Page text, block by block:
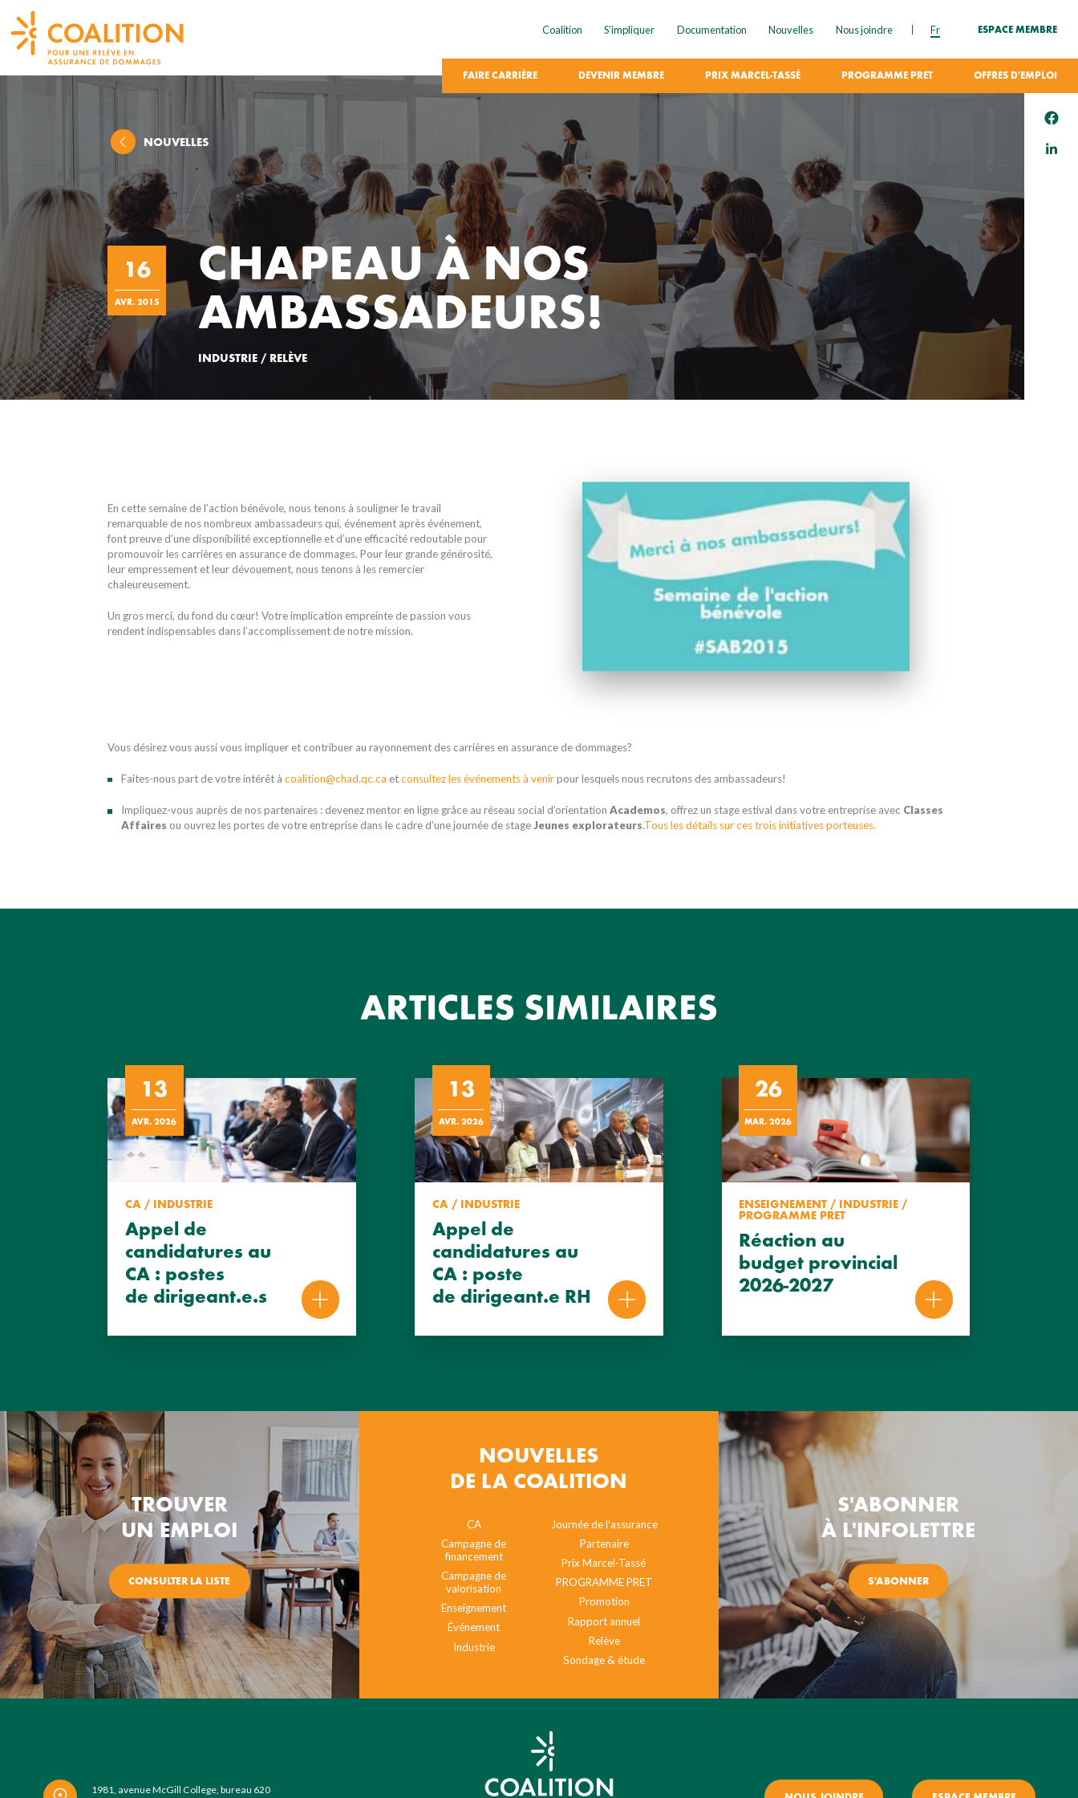
FAIRE CARRIÈRE DEVENIR MEMBRE PRIX MARCEL-TASSÉ PROGRAMME PRET OFFRES D'EMPLOI
Coalition S’impliquer Documentation Nouvelles Nous joindre Fr ESPACE MEMBRE
NOUVELLES
16
AVR. 2015
CHAPEAU À NOS
AMBASSADEURS!
INDUSTRIE / RELÈVE
En cette semaine de l’action bénévole, nous tenons à souligner le travail
remarquable de nos nombreux ambassadeurs qui, événement après événement,
font preuve d’une disponibilité exceptionnelle et d’une efficacité redoutable pour
promouvoir les carrières en assurance de dommages. Pour leur grande générosité,
leur empressement et leur dévouement, nous tenons à les remercier
chaleureusement.
Un gros merci, du fond du cœur! Votre implication empreinte de passion vous
rendent indispensables dans l’accomplissement de notre mission.
Vous désirez vous aussi vous impliquer et contribuer au rayonnement des carrières en assurance de dommages?
Faites-nous part de votre intérêt àcoalition@chad.qc.ca etconsultez les événements à venirpour lesquels nous recrutons des ambassadeurs!
Impliquez-vous auprès de nos partenaires : devenez mentor en ligne grâce au réseau social d’orientationAcademos, offrez un stage estival dans votre entreprise avec Classes
Affaires ou ouvrez les portes de votre entreprise dans le cadre d’une journée de stageJeunes explorateurs.Tous les détails sur ces trois initiatives porteuses.
ARTICLES SIMILAIRES
13
AVR. 2026
CA / INDUSTRIE
Appel de
candidatures au
CA : postes
de dirigeant.e.s
13
AVR. 2026
CA / INDUSTRIE
Appel de
candidatures au
CA : poste
de dirigeant.e RH
26
MAR. 2026
ENSEIGNEMENT / INDUSTRIE /
PROGRAMME PRET
Réaction au
budget provincial
2026-2027
TROUVER
UN EMPLOI
CONSULTER LA LISTE
NOUVELLES
DE LA COALITION
CA
Campagne de
financement
Campagne de
valorisation
Enseignement
Événement
Industrie
Journée de l'assurance
Partenaire
Prix Marcel-Tassé
PROGRAMME PRET
Promotion
Rapport annuel
Relève
Sondage & étude
S'ABONNER
À L'INFOLETTRE
S'ABONNER
1981, avenue McGill College, bureau 620